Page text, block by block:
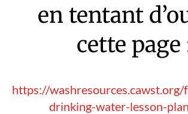
en tentant
cette page
https://
drinking-water-lesson-